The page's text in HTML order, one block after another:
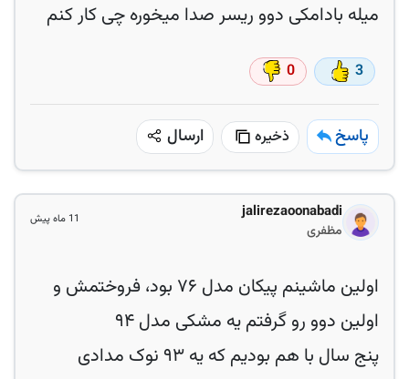
میله بادامکی دوو ریسر صدا میخوره چی کار کنم
3
0
پاسخ ذخیره ارسال
jalirezaoonabadi
مظفری
11 ماه پیش
اولین ماشینم پیکان مدل ۷۶ بود، فروختمش و
اولین دوو رو گرفتم یه مشکی مدل ۹۴
پنج سال با هم بودیم که یه ۹۳ نوک مدادی